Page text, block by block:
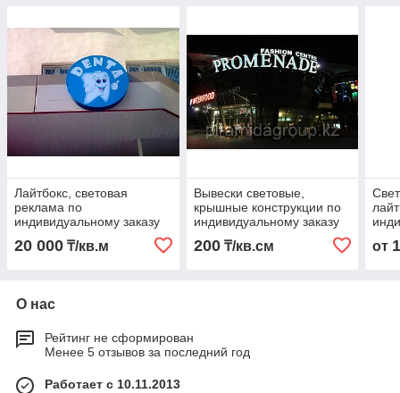
Лайтбокс, световая
реклама по
индивидуальному заказу
20 000 ₸/кв.м
Вывески световые,
крышные конструкции по
индивидуальному заказу
200₸/кв.см от
О нас
Рейтинг не сформирован
Менее 5 отзывов за последний год
Работает с 10.11.2013